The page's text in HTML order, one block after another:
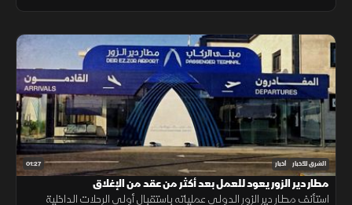
01:27 الشرق للأخبار أخبار
مطار دير الزور يعود للعمل بعد أكثر من عقد من الإغلاق
استأنف مطار دير الزور الدولي عملياته باستقبال أولى الرحلات الداخلية